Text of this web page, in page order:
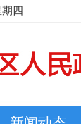
四